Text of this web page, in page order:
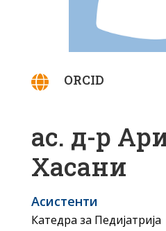
 ORCID
ас. д-р
Хасани
Асистенти
Катедра за Педијатрија